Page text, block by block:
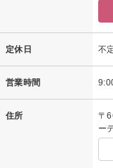
定休日 不
営業時間
住所
〒
ー